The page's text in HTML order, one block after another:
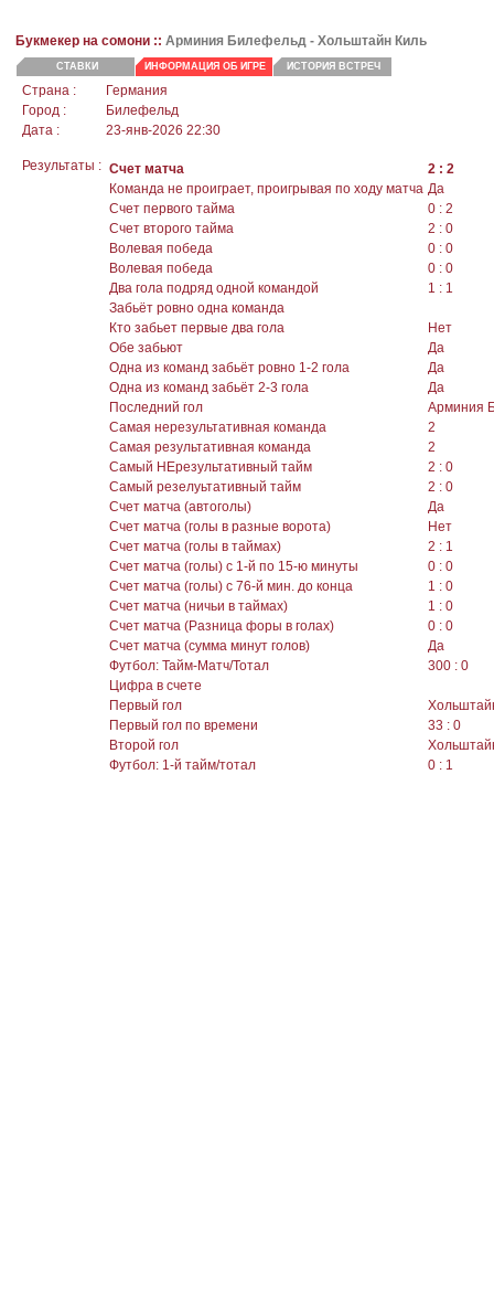
Букмекер на сомони :: Арминия Билефельд - Хольштайн Киль
СТАВКИ ИНФОРМАЦИЯ ОБ ИГРЕ ИСТОРИЯ ВСТРЕЧ
Страна :
Германия
Город :
Билефельд
Дата :
23-янв-2026 22:30
Результаты : Счет матча
2 : 2
Команда не проиграет, проигрывая по ходу матча Да
Счет первого тайма
0 : 2
Счет второго тайма
2 : 0
Волевая победа
0 : 0
Волевая победа
0 : 0
Два гола подряд одной командой
1 : 1
Забьёт ровно одна команда
Кто забьет первые два гола
Нет
Обе забьют
Да
Одна из команд забьёт ровно 1-2 гола
Да
Одна из команд забьёт 2-3 гола
Да
Последний гол
Арминия
Самая нерезультативная команда
2
Самая результативная команда
2
Самый НЕрезультативный тайм
2 : 0
Самый резелуьтативный тайм
2 : 0
Счет матча (автоголы)
Да
Счет матча (голы в разные ворота)
Нет
Счет матча (голы в таймах)
2 : 1
Счет матча (голы) с 1-й по 15-ю минуты
0 : 0
Счет матча (голы) с 76-й мин. до конца
1 : 0
Счет матча (ничьи в таймах)
1 : 0
Счет матча (Разница форы в голах)
0 : 0
Счет матча (сумма минут голов)
Да
Футбол: Тайм-Матч/Тотал
300 : 0
Цифра в счете
Первый гол
Первый гол по времени
33 : 0
Второй гол
Футбол: 1-й тайм/тотал
0 : 1